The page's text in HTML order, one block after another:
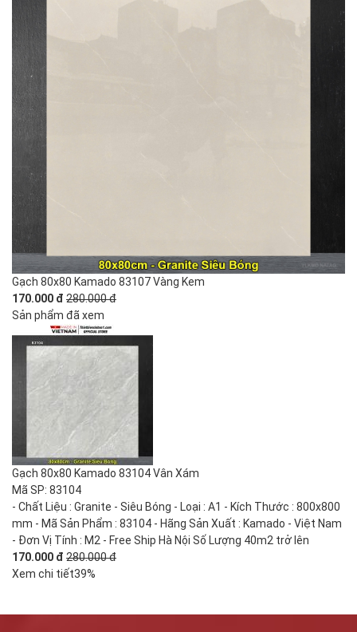
Gạch 80x80 Kamado 83107 Vàng Kem
170.000 đ 280.000 đ
Sản phẩm đã xem
Gạch 80x80 Kamado 83104 Vân Xám
Mã SP: 83104
- Chất Liệu : Granite - Siêu Bóng - Loại : A1 - Kích Thước : 800x800
mm - Mã Sản Phẩm : 83104 - Hãng Sản Xuất : Kamado - Việt Nam
- Đơn Vị Tính : M2 - Free Ship Hà Nội Số Lượng 40m2 trở lên
170.000 đ 280.000 đ
Xem chi tiết39%